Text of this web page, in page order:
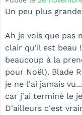
Un peu plus
Ah je vois que pas
clair qu'il est beau
beaucoup à la
pour Noël). Blade
je ne l'ai jamais
car j'ai terminé le
D'ailleurs c'est